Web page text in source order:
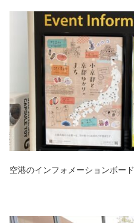
空港のインフォメーションボード